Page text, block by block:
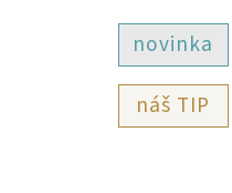
novinka
TIP